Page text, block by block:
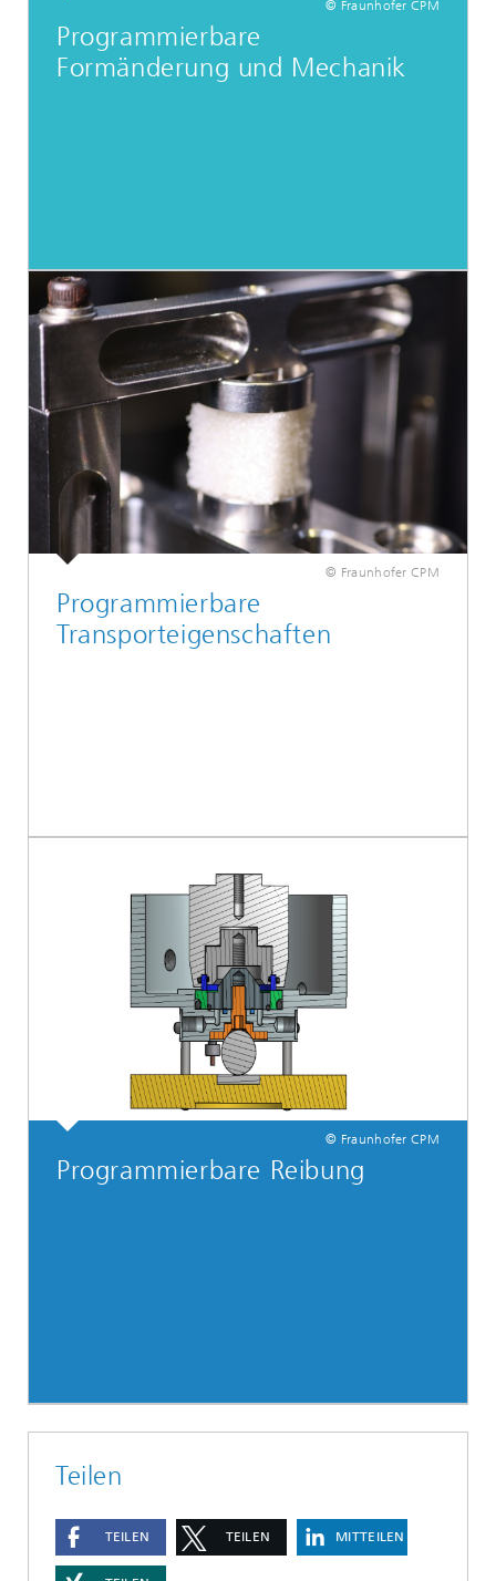
© Fraunhofer CPM
Programmierbare
Formänderung und Mechanik
© Fraunhofer CPM
Programmierbare
Transporteigenschaften
© Fraunhofer CPM
Programmierbare Reibung
Teilen
TEILEN TEILEN MITTEILEN